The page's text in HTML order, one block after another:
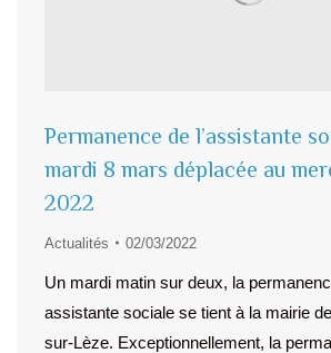
Permanence de l’assistante
mardi 8 mars déplacée au
2022
Actualités 02/03/2022
Un mardi matin sur deux, la
assistante sociale se tient à la mairie
sur-Lèze. Exceptionnellement, la